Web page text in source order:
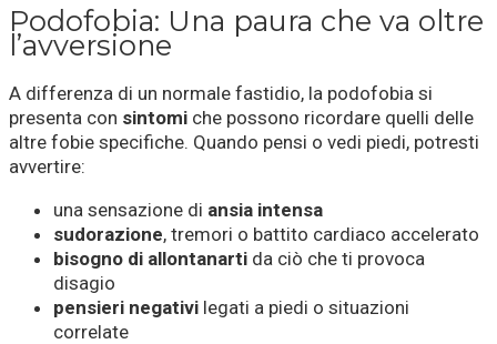
Podofobia: Una paura che va oltre
l’avversione
A differenza di un normale fastidio, la podofobia si
presenta con sintomi che possono ricordare quelli delle
altre fobie specifiche. Quando pensi o vedi piedi, potresti
avvertire:
una sensazione di ansia intensa
sudorazione, tremori o battito cardiaco accelerato
bisogno di allontanarti da ciò che ti provoca
disagio
pensieri negativi legati a piedi o situazioni
correlate